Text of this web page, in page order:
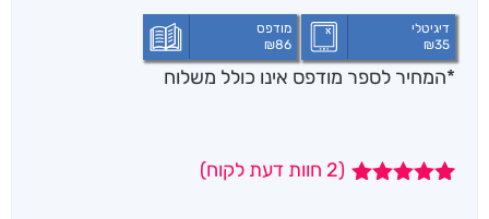
דיגיטלי
₪35
מודפס
₪86
*המחיר לספר מודפס אינו כולל משלוח
(
2 חוות דעת לקוח)